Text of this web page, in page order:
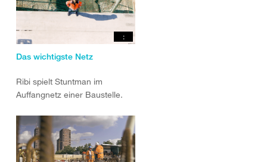
:
Das wichtigste Netz
Ribi spielt Stuntman im
Auffangnetz einer Baustelle.